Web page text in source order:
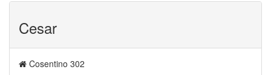
Cesar
Cosentino 302